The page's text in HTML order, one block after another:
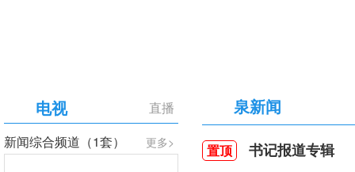
直播
电视
更多>
新闻综合频道（1套）
泉新闻
置顶 书记报道专辑